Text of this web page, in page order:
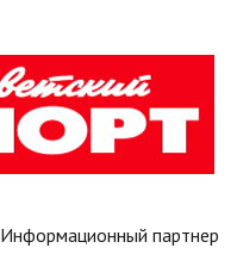
Информационный партнер